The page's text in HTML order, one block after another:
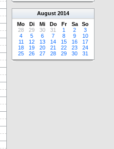
August 2014
Mo
Di Mi Do Fr Sa
So
28
29 30 31 1 2
3
4
5 6 7 8 9
10
11
12 13 14 15 16
17
18
19 20 21 22 23
24
25
26 27 28 29 30 31